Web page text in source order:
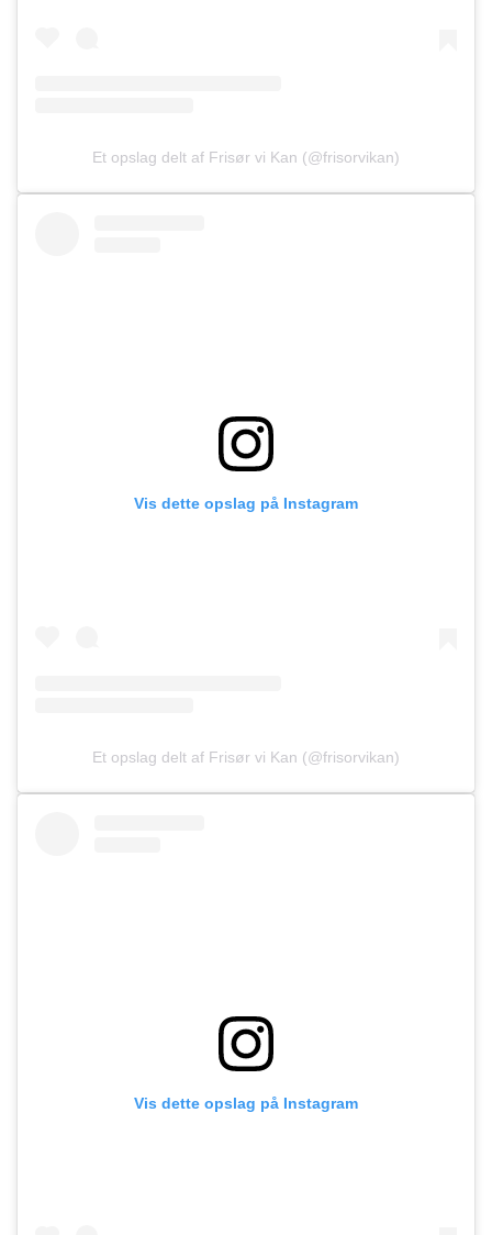
Et opslag delt af Frisør vi Kan (@frisorvikan)
Vis dette opslag på Instagram
Et opslag delt af Frisør vi Kan (@frisorvikan)
Vis dette opslag på Instagram